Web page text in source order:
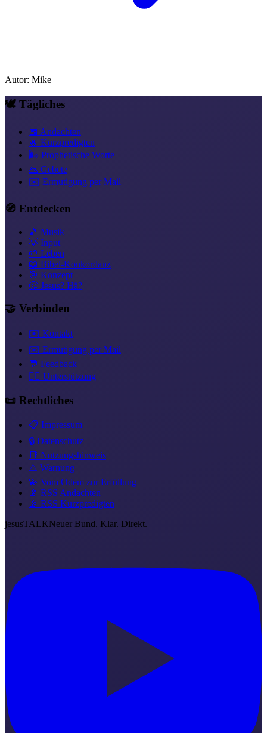
Autor: Mike
🕊️ Tägliches
📅 Andachten
🔥 Kurzpredigten
🌬️ Prophetische Worte
🙏 Gebete
✉️ Ermutigung per Mail
🧭 Entdecken
🎵 Musik
💡 Input
🌱 Leben
📖 Bibel-Konkordanz
🎯 Konzept
🤔 Jesus? Hä?
🤝 Verbinden
✉️ Kontakt
✉️ Ermutigung per Mail
💬 Feedback
❤️‍🔥 Unterstützung
📜 Rechtliches
📋 Impressum
🔒 Datenschutz
📑 Nutzungshinweis
⚠️ Warnung
💫 Vom Odem zur Erfüllung
📡 RSS Andachten
📡 RSS Kurzpredigten
jesusTALKNeuer Bund. Klar. Direkt.